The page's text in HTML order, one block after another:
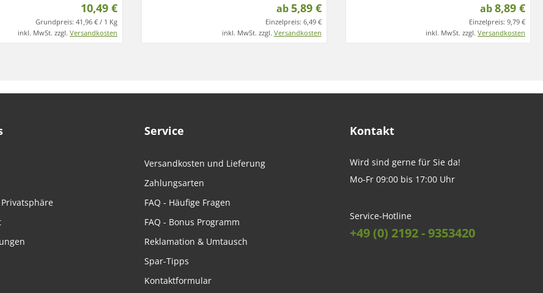
10,49 €
Grundpreis: 41,96 € / 1 Kg
inkl. MwSt. zzgl. Versandkosten
ab5,89 €
Einzelpreis: 6,49 €
inkl. MwSt. zzgl. Versandkosten
ab8,89 €
Einzelpreis: 9,79 €
inkl. MwSt. zzgl. Versandkosten
Service
Versandkosten und Lieferung
Zahlungsarten
FAQ - Häufige Fragen
FAQ - Bonus Programm
Reklamation & Umtausch
Spar-Tipps
Kontaktformular
Kontakt
Wird sind gerne für Sie da!
Mo-Fr 09:00 bis 17:00 Uhr
Service-Hotline
+49 (0) 2192 - 9353420